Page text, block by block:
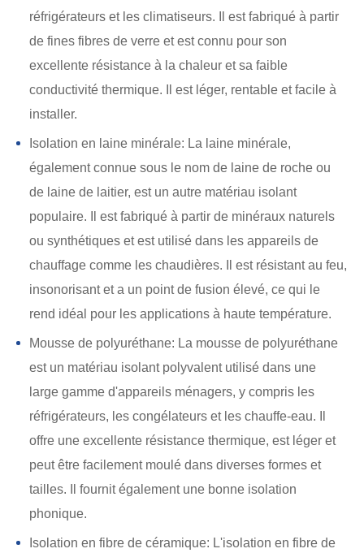
réfrigérateurs et les climatiseurs. Il est fabriqué à partir
de fines fibres de verre et est connu pour son
excellente résistance à la chaleur et sa faible
conductivité thermique. Il est léger, rentable et facile à
installer.
Isolation en laine minérale: La laine minérale,
également connue sous le nom de laine de roche ou
de laine de laitier, est un autre matériau isolant
populaire. Il est fabriqué à partir de minéraux naturels
ou synthétiques et est utilisé dans les appareils de
chauffage comme les chaudières. Il est résistant au feu,
insonorisant et a un point de fusion élevé, ce qui le
rend idéal pour les applications à haute température.
Mousse de polyuréthane: La mousse de polyuréthane
est un matériau isolant polyvalent utilisé dans une
large gamme d'appareils ménagers, y compris les
réfrigérateurs, les congélateurs et les chauffe-eau. Il
offre une excellente résistance thermique, est léger et
peut être facilement moulé dans diverses formes et
tailles. Il fournit également une bonne isolation
phonique.
Isolation en fibre de céramique: L'isolation en fibre de